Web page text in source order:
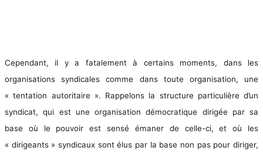
Cependant, il y a fatalement à certains moments, dans les
organisations syndicales comme dans toute organisation, une
« tentation autoritaire ». Rappelons la structure particulière d’un
syndicat, qui est une organisation démocratique dirigée par sa
base où le pouvoir est sensé émaner de celle-ci, et où les
« dirigeants » syndicaux sont élus par la base non pas pour diriger,